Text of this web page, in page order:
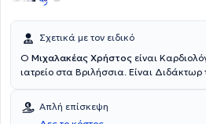
Σχετικά με τον ειδικό
Ο Μιχαλακέας Χρήστος είναι
ιατρείο στα Βριλήσσια. Είναι Διδάκτωρ
εξειδικευμένος στην
καρδιολογία. Διαθέτει πτυχίο από την
Απλή επίσκεψη